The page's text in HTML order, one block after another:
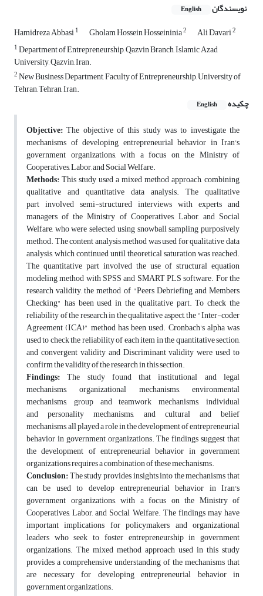
نویسندگان English
Hamidreza Abbasi1 Gholam Hossein Hosseininia2 Ali Davari2
1Department of Entrepreneurship, Qazvin Branch, Islamic Azad
University, Qazvin, Iran.
2New Business Department, Faculty of Entrepreneurship, University of
Tehran, Tehran, Iran.
چکیده
English
Objective: The objective of this study was to investigate the
mechanisms of developing entrepreneurial behavior in Iran's
government organizations, with a focus on the Ministry of
Cooperatives, Labor, and Social Welfare.
Methods:This study used a mixed method approach, combining
qualitative and quantitative data analysis. The qualitative
part involved semi-structured interviews with experts and
managers of the Ministry of Cooperatives, Labor, and Social
Welfare, who were selected using snowball sampling purposively
method. The content analysis method was used for qualitative data
analysis, which continued until theoretical saturation was reached.
The quantitative part involved the use of structural equation
modeling method with SPSS and SMART PLS software. For the
research validity, the method of "Peers Debriefing and Members
Checking" has been used in the qualitative part. To check the
reliability of the research in the qualitative aspect, the "Inter-coder
Agreement (ICA)" method has been used. Cronbach's alpha was
used to check the reliability of each item in the quantitative section,
and convergent validity and Discriminant validity were used to
confirm the validity of the research in this section.
Findings:The study found that institutional and legal
mechanisms, organizational mechanisms, environmental
mechanisms, group and teamwork mechanisms, individual
and personality mechanisms, and cultural and belief
mechanisms, all played a role in the development of entrepreneurial
behavior in government organizations. The findings suggest that
the development of entrepreneurial behavior in government
organizations requires a combination of these mechanisms.
Conclusion:The study provides insights into the mechanisms that
can be used to develop entrepreneurial behavior in Iran's
government organizations, with a focus on the Ministry of
Cooperatives, Labor, and Social Welfare. The findings may have
important implications for policymakers and organizational
leaders who seek to foster entrepreneurship in government
organizations. The mixed method approach used in this study
provides a comprehensive understanding of the mechanisms that
are necessary for developing entrepreneurial behavior in
government organizations.